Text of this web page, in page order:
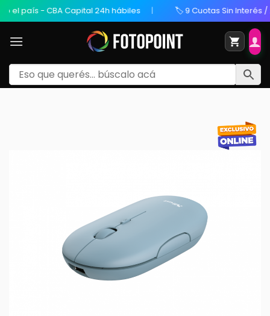
país - CBA Capital 24h hábiles 🏷️ 9 Cuotas Sin Interés /